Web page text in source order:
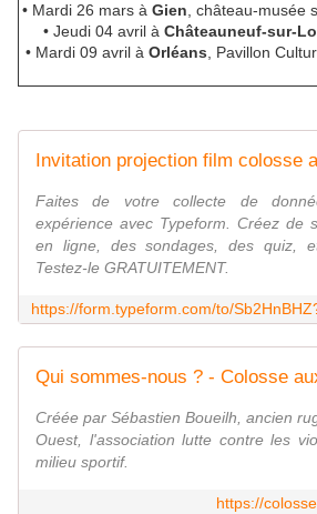
• Mardi 26 mars à Gien , château-musée
• Jeudi 04 avril à Châteauneuf-sur-
• Mardi 09 avril à Orléans , Pavillon
Faites de votre collecte de
expérience avec Typeform. Créez de
en ligne, des sondages, des quiz,
Testez-le GRATUITEMENT.
https://form.typeform.com/to/
Qui sommes-nous ? - Colosse
Créée par Sébastien Boueilh, ancien
Ouest, l'association lutte contre les
milieu sportif.
https://